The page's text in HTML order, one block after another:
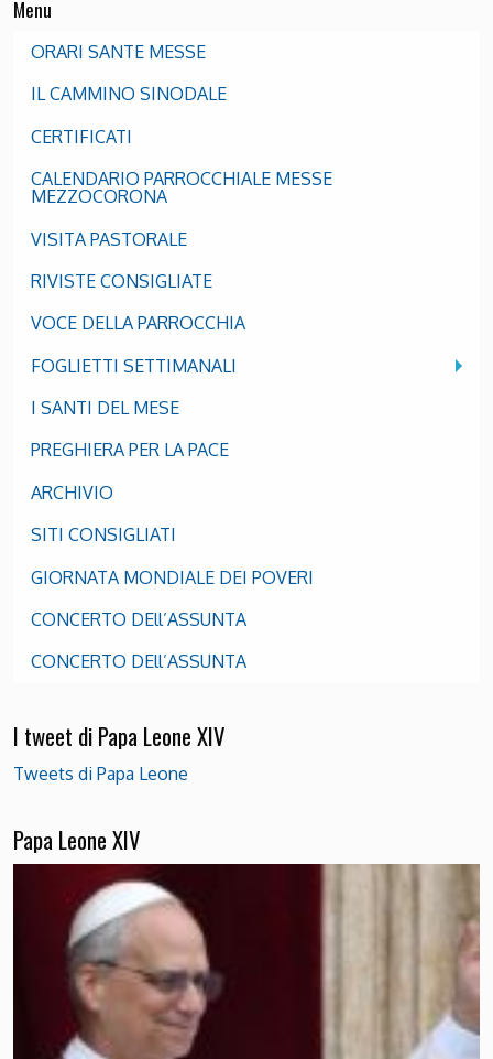
Menu
ORARI SANTE MESSE
IL CAMMINO SINODALE
CERTIFICATI
CALENDARIO PARROCCHIALE MESSE
MEZZOCORONA
VISITA PASTORALE
RIVISTE CONSIGLIATE
VOCE DELLA PARROCCHIA
FOGLIETTI SETTIMANALI
I SANTI DEL MESE
PREGHIERA PER LA PACE
ARCHIVIO
SITI CONSIGLIATI
GIORNATA MONDIALE DEI POVERI
CONCERTO DEll’ASSUNTA
CONCERTO DEll’ASSUNTA
I tweet di Papa Leone XIV
Tweets di Papa Leone
Papa Leone XIV